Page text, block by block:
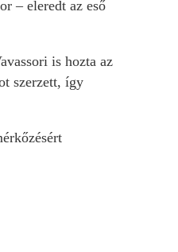
– eleredt az eső
is hozta az
szerzett, így